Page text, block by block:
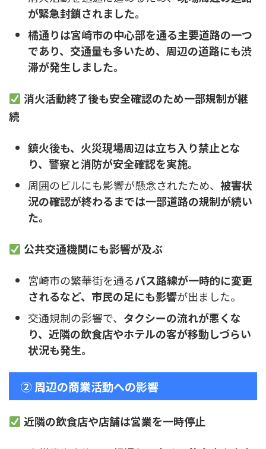
が緊急封鎖されました。
橘通りは宮崎市の中心部を通る主要道路の一つ
であり、交通量も多いため、周辺の道路にも渋
滞が発生しました。
消火活動終了後も安全確認のため一部規制が継
続
鎮火後も、火災現場周辺は立ち入り禁止とな
り、警察と消防が安全確認を実施。
周囲のビルにも影響が懸念されたため、 被害状
況の確認が終わるまでは一部道路の規制が続い
た。
公共交通機関にも影響が及ぶ
宮崎市の繁華街を通るバス路線が一時的に変更
されるなど、市民の足にも影響が出ました。
交通規制の影響で、 タクシーの流れが悪くな
り、近隣の飲食店やホテルの客が移動しづらい
状況も発生。
② 周辺の商業活動への影響
近隣の飲食店や店舗は営業を一時停止